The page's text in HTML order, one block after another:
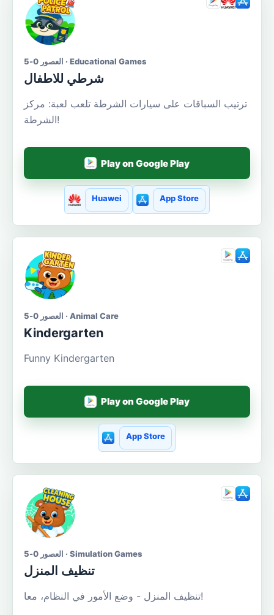
العصور 0-5 · Educational Games
شرطي للاطفال
ترتيب السباقات على سيارات الشرطة تلعب لعبة: مركز
الشرطة!
Play on Google Play
Huawei App Store
العصور 0-5 · Animal Care
Kindergarten
Funny Kindergarten
Play on Google Play
App Store
العصور 0-5 · Simulation Games
تنظيف المنزل
تنظيف المنزل - وضع الأمور في النظام، معا!